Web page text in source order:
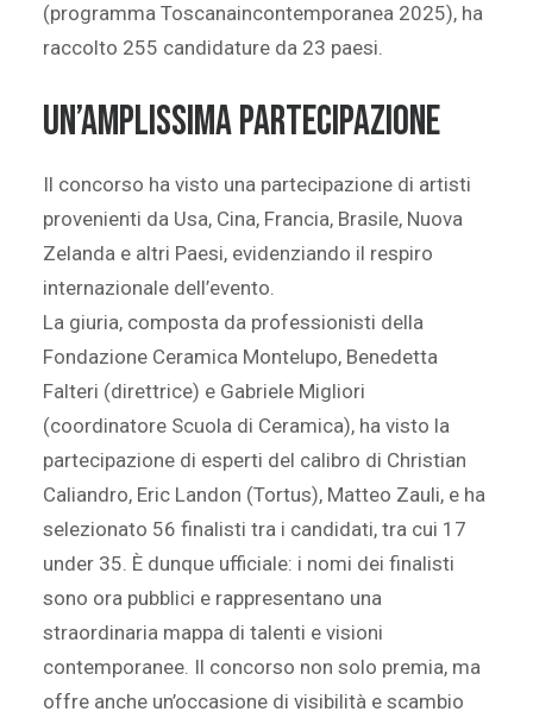
(programma Toscanaincontemporanea 2025), ha
raccolto 255 candidature da 23 paesi.
Un’amplissima partecipazione
Il concorso ha visto una partecipazione di artisti
provenienti da Usa, Cina, Francia, Brasile, Nuova
Zelanda e altri Paesi, evidenziando il respiro
internazionale dell’evento.
La giuria, composta da professionisti della
Fondazione Ceramica Montelupo, Benedetta
Falteri (direttrice) e Gabriele Migliori
(coordinatore Scuola di Ceramica), ha visto la
partecipazione di esperti del calibro di Christian
Caliandro, Eric Landon (Tortus), Matteo Zauli, e ha
selezionato 56 finalisti tra i candidati, tra cui 17
under 35. È dunque ufficiale: i nomi dei finalisti
sono ora pubblici e rappresentano una
straordinaria mappa di talenti e visioni
contemporanee. Il concorso non solo premia, ma
offre anche un’occasione di visibilità e scambio